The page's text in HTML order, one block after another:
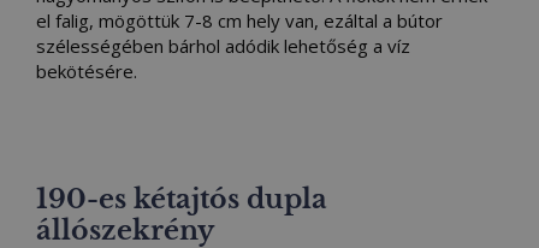
el falig, mögöttük 7-8 cm hely van, ezáltal a bútor
szélességében bárhol adódik lehetőség a víz
bekötésére.
190-es kétajtós dupla
állószekrény